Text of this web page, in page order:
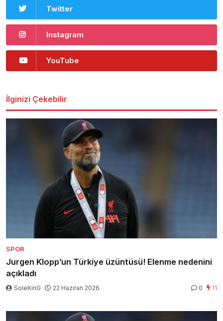
Twitter
Instagram
YouTube
İlginizi Çekebilir
SPOR
Jurgen Klopp’un Türkiye üzüntüsü! Elenme nedenini
açıkladı
SoleKinG 22 Haziran 2026 0 11